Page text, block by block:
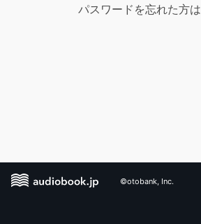
パスワードを忘れた方は
©otobank, Inc.